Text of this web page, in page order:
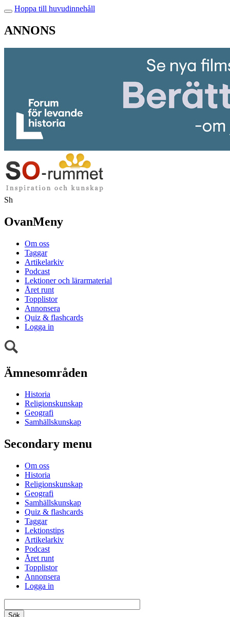
Hoppa till huvudinnehåll
ANNONS
Sh
OvanMeny
Om oss
Taggar
Artikelarkiv
Podcast
Lektioner och lärarmaterial
Året runt
Topplistor
Annonsera
Quiz & flashcards
Logga in
Ämnesområden
Historia
Religionskunskap
Geografi
Samhällskunskap
Secondary menu
Om oss
Historia
Religionskunskap
Geografi
Samhällskunskap
Quiz & flashcards
Taggar
Lektionstips
Artikelarkiv
Podcast
Året runt
Topplistor
Annonsera
Logga in